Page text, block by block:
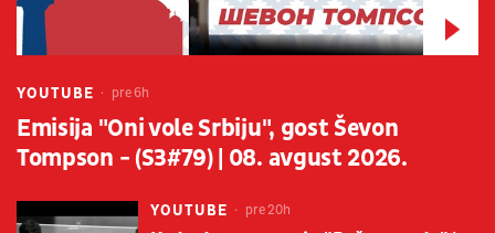
YOUTUBE pre 6h
Emisija "Oni vole Srbiju", gost Ševon
Tompson - (S3#79) | 08. avgust 2026.
YOUTUBE pre 20h